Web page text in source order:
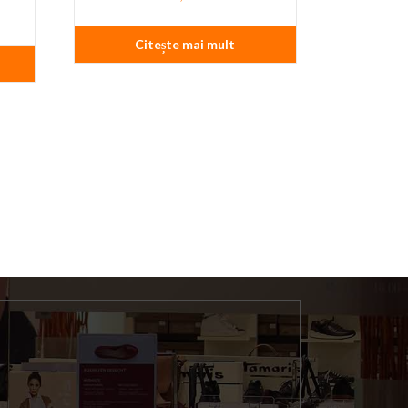
Citește mai mult